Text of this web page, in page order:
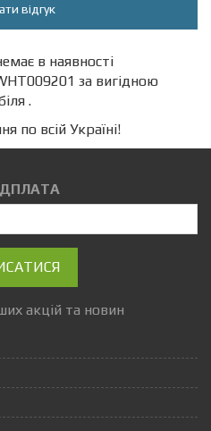
відгук
в наявності
за вигідною
.
по всій Україні!
акцій та новин